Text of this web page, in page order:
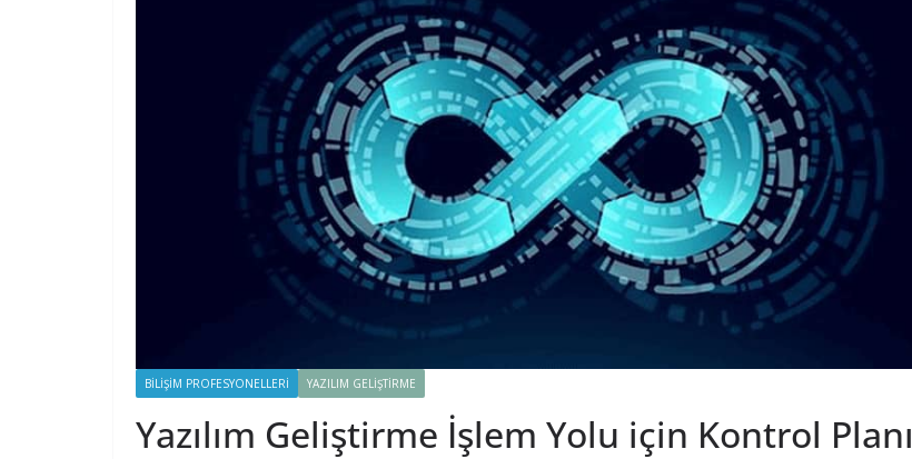
BILIŞIM PROFESYONELLERI YAZILIM GELIŞTIRME
Yazılım Geliştirme İşlem Yolu için Kontrol Planı